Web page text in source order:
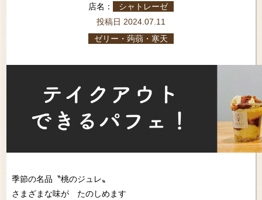
店名： シャトレーゼ
投稿日 2024.07.11
ゼリー・蒟蒻・寒天
季節の名品〝桃のジュレ〟
さまざまな味が たのしめます